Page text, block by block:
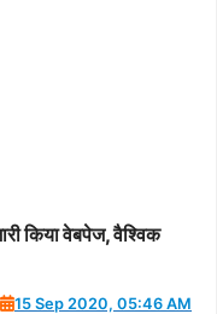
किया वेबपेज, वैश्विक
15 Sep 2020, 05:46 AM